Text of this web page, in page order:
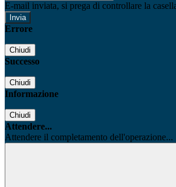
E-mail inviata, si prega di controllare la
Errore
Chiudi
Successo
Chiudi
Informazione
Chiudi
Attendere...
Attendere il completamento dell'operazione...